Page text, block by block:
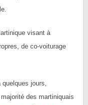
visant à
de co-voiturage
jours,
des martiniquais